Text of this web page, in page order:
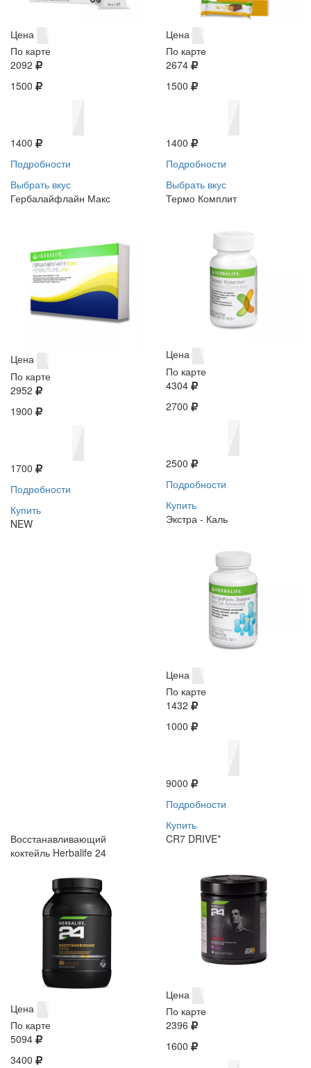
Цена
По карте
2092
1500
1400
Подробности
Выбрать вкус
Цена
По карте
2674
1500
1400
Подробности
Выбрать вкус
Гербалайфлайн Макс
Цена
По карте
2952
1900
1700
Подробности
Купить
NEW
Термо Комплит
Цена
По карте
4304
2700
2500
Подробности
Купить
Экстра - Каль
Цена
По карте
1432
1000
9000
Подробности
Купить
Восстанавливающий
коктейль Herbalife 24
Цена
По карте
5094
3400
CR7 DRIVE*
Цена
По карте
2396
1600